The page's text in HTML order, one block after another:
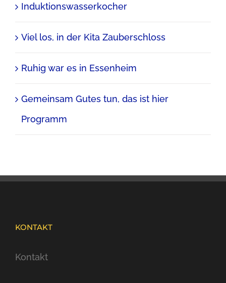
Induktionswasserkocher
Viel los, in der Kita Zauberschloss
Ruhig war es in Essenheim
Gemeinsam Gutes tun, das ist hier
Programm
KONTAKT
Kontakt